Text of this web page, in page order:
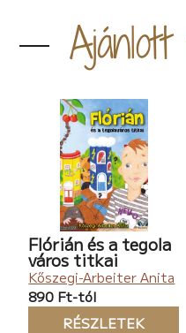
Flórián és a tegola
város titkai
Kőszegi-Arbeiter Anita
890 Ft-tól
RÉSZLETEK